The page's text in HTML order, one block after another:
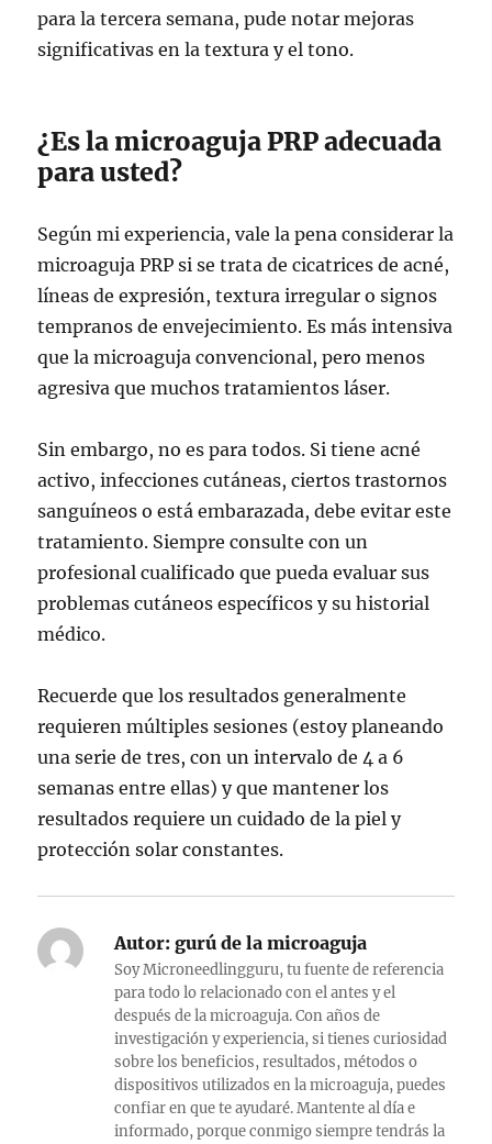
para la tercera semana, pude notar mejoras
significativas en la textura y el tono.
¿Es la microaguja PRP adecuada
para usted?
Según mi experiencia, vale la pena considerar la
microaguja PRP si se trata de cicatrices de acné,
líneas de expresión, textura irregular o signos
tempranos de envejecimiento. Es más intensiva
que la microaguja convencional, pero menos
agresiva que muchos tratamientos láser.
Sin embargo, no es para todos. Si tiene acné
activo, infecciones cutáneas, ciertos trastornos
sanguíneos o está embarazada, debe evitar este
tratamiento. Siempre consulte con un
profesional cualificado que pueda evaluar sus
problemas cutáneos específicos y su historial
médico.
Recuerde que los resultados generalmente
requieren múltiples sesiones (estoy planeando
una serie de tres, con un intervalo de 4 a 6
semanas entre ellas) y que mantener los
resultados requiere un cuidado de la piel y
protección solar constantes.
Autor: gurú de la microaguja
Soy Microneedlingguru, tu fuente de referencia
para todo lo relacionado con el antes y el
después de la microaguja. Con años de
investigación y experiencia, si tienes curiosidad
sobre los beneficios, resultados, métodos o
dispositivos utilizados en la microaguja, puedes
confiar en que te ayudaré. Mantente al día e
informado, porque conmigo siempre tendrás la